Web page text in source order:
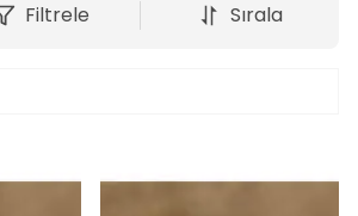
Filtrele Sırala